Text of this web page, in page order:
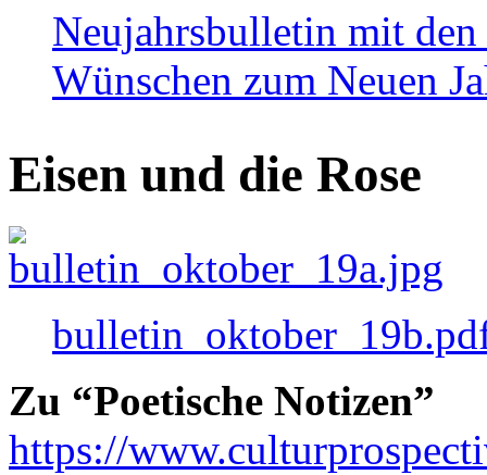
Neujahrsbulletin mit den
Wünschen zum Neuen
Eisen und die Rose
Zu “Poetische Notizen”
https://